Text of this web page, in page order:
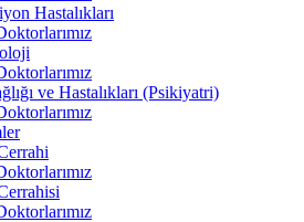
Hastalıkları
ve Hastalıkları (Psikiyatri)